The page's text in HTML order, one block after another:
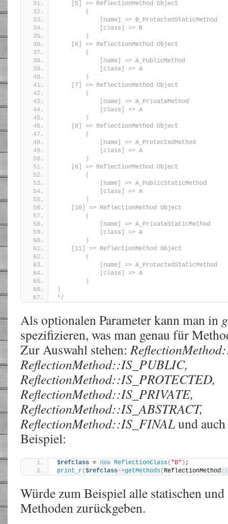
    [5] => ReflectionMethod Object
        (
            [name] => B_ProtectedStaticMethod
            [class] => B
        )
    [6] => ReflectionMethod Object
        (
            [name] => A_PublicMethod
            [class] => A
        )
    [7] => ReflectionMethod Object
        (
            [name] => A_PrivateMethod
            [class] => A
        )
    [8] => ReflectionMethod Object
        (
            [name] => A_ProtectedMethod
            [class] => A
        )
    [9] => ReflectionMethod Object
        (
            [name] => A_PublicStaticMethod
            [class] => A
        )
    [10] => ReflectionMethod Object
        (
            [name] => A_PrivateStaticMethod
            [class] => A
        )
    [11] => ReflectionMethod Object
        (
            [name] => A_ProtectedStaticMethod
            [class] => A
        )
)
*/
Als optionalen Parameter kann man in
spezifizieren, was man genau für
Zur Auswahl stehen:
ReflectionMethod::IS_PUBLIC,
ReflectionMethod::IS_PROTECTED,
ReflectionMethod::IS_PRIVATE,
ReflectionMethod::IS_ABSTRACT,
ReflectionMethod::IS_FINALund
Beispiel:
$refclass = new ReflectionClass( "B" ) ;
print_r($refclass->getMethods( ReflectionMethod ::
Würde zum Beispiel alle statischen
Methoden zurückgeben.